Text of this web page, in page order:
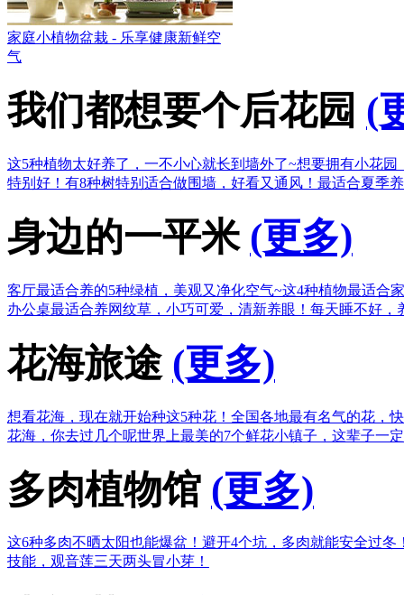
家庭小植物盆栽 - 乐享健康新鲜空
气
我们都想要个后花园 (
这5种植物太好养了，一不小心就长到墙外了~想要拥有小花园
特别好！ 有8种树特别适合做围墙，好看又通风！ 最适合夏季
身边的一平米 (更多)
客厅最适合养的5种绿植，美观又净化空气~这4种植物最适合
办公桌最适合养网纹草，小巧可爱，清新养眼！ 每天睡不好，
花海旅途 (更多)
想看花海，现在就开始种这5种花！ 全国各地最有名气的花，
花海，你去过几个呢世界上最美的7个鲜花小镇子，这辈子一
多肉植物馆 (更多)
这6种多肉不晒太阳也能爆盆！ 避开4个坑，多肉就能安全过冬
技能，观音莲三天两头冒小芽！